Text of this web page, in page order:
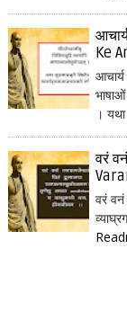
Ke
भाषाओं
।
वरं
वरं वनं